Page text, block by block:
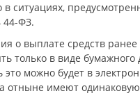
в ситуациях,
44-ФЗ.
о выплате средств ранее
только в виде бумажного
это можно будет в
отныне имеют